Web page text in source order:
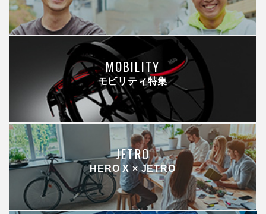
MOBILITY
モビリティ特集
JETRO
HERO X × JETRO